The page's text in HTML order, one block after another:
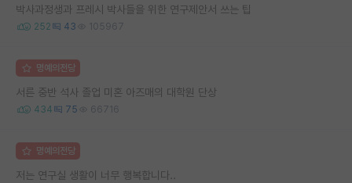
박사과정생과 프레시 박사들을 위한 연구제안서 쓰는 팁
252 43 105967
명예의전당
서른 중반 석사 졸업 미혼 아즈매의 대학원 단상
434 75 66716
명예의전당
저는 연구실 생활이 너무 행복합니다..